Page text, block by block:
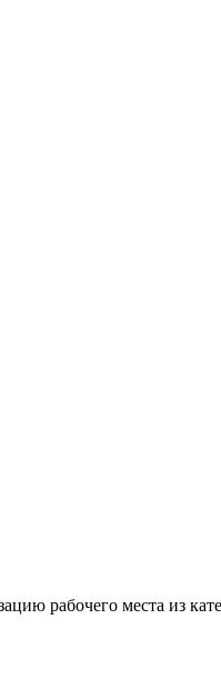
рабочего места из